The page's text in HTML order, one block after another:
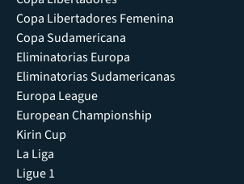
Copa Libertadores Femenina
Copa Sudamericana
Eliminatorias Europa
Eliminatorias Sudamericanas
Europa League
European Championship
Kirin Cup
La Liga
Ligue 1